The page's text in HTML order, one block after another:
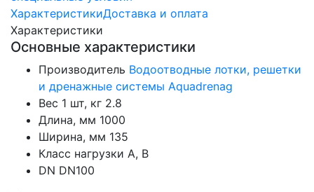
ХарактеристикиДоставка и оплата
Характеристики
Основные характеристики
Производитель Водоотводные лотки, решетки
и дренажные системы Aquadrenag
Вес 1 шт, кг 2.8
Длина, мм 1000
Ширина, мм 135
Класс нагрузки А, В
DN DN100